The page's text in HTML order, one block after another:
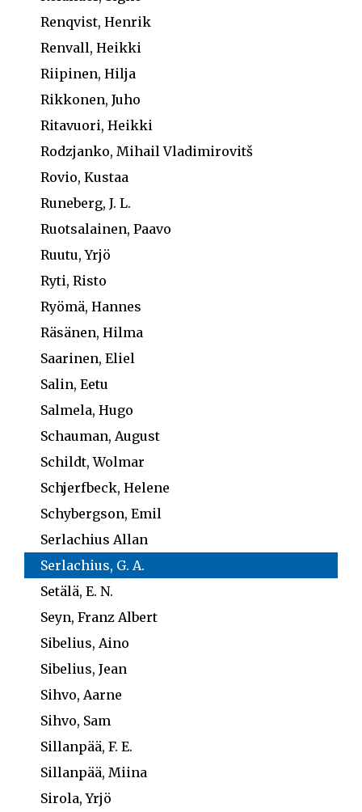
Renqvist, Henrik
Renvall, Heikki
Riipinen, Hilja
Rikkonen, Juho
Ritavuori, Heikki
Rodzjanko, Mihail Vladimirovitš
Rovio, Kustaa
Runeberg, J. L.
Ruotsalainen, Paavo
Ruutu, Yrjö
Ryti, Risto
Ryömä, Hannes
Räsänen, Hilma
Saarinen, Eliel
Salin, Eetu
Salmela, Hugo
Schauman, August
Schildt, Wolmar
Schjerfbeck, Helene
Schybergson, Emil
Serlachius Allan
Serlachius, G. A.
Setälä, E. N.
Seyn, Franz Albert
Sibelius, Aino
Sibelius, Jean
Sihvo, Aarne
Sihvo, Sam
Sillanpää, F. E.
Sillanpää, Miina
Sirola, Yrjö